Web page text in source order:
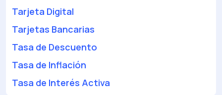
Tarjeta Digital
Tarjetas Bancarias
Tasa de Descuento
Tasa de Inflación
Tasa de Interés Activa